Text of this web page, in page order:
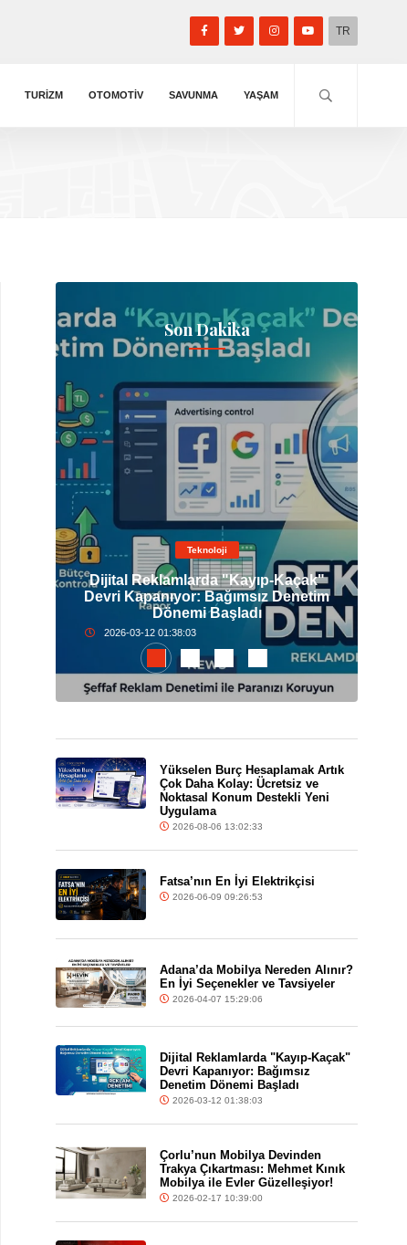
TR
TURIZM OTOMOTIV SAVUNMA YAŞAM
Son Dakika
Teknoloji
Dijital Reklamlarda "Kayıp-Kaçak"
Devri Kapanıyor: Bağımsız Denetim
Dönemi Başladı
2026-03-12 01:38:03
Yükselen Burç Hesaplamak Artık
Çok Daha Kolay: Ücretsiz ve
Noktasal Konum Destekli Yeni
Uygulama
2026-08-06 13:02:33
Fatsa’nın En İyi Elektrikçisi
2026-06-09 09:26:53
Adana’da Mobilya Nereden Alınır?
En İyi Seçenekler ve Tavsiyeler
2026-04-07 15:29:06
Dijital Reklamlarda "Kayıp-Kaçak"
Devri Kapanıyor: Bağımsız
Denetim Dönemi Başladı
2026-03-12 01:38:03
Çorlu’nun Mobilya Devinden
Trakya Çıkartması: Mehmet Kınık
Mobilya ile Evler Güzelleşiyor!
2026-02-17 10:39:00